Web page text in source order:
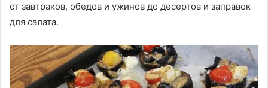
от завтраков, обедов и ужинов до десертов и заправок
для салата.